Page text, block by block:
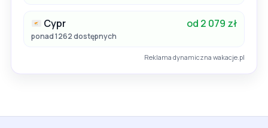
Cypr od 2 079 zł
ponad 1262 dostępnych
Reklama dynamiczna wakacje.pl